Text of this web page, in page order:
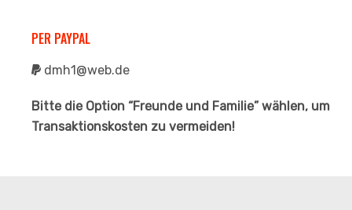
PER PAYPAL
dmh1@web.de
Bitte die Option “Freunde und Familie” wählen, um
Transaktionskosten zu vermeiden!